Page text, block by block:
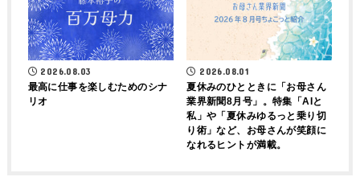
2026.08.03
最高に仕事を楽しむためのシナ
リオ
2026.08.01
夏休みのひとときに「お母さん
業界新聞8月号」。特集「AIと
私」や「夏休みゆるっと乗り切
り術」など、お母さんが笑顔に
なれるヒントが満載。